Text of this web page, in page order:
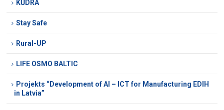
KŪDRA
Stay Safe
Rural-UP
LIFE OSMO BALTIC
Projekts “Development of AI – ICT for Manufacturing EDIH
in Latvia”